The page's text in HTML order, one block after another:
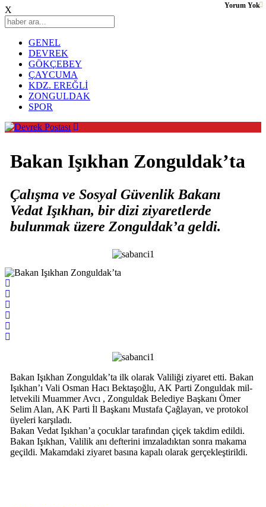
X
GENEL
DEVREK
GÖKÇEBEY
ÇAYCUMA
KDZ. EREĞLİ
ZONGULDAK
SPOR
Bakan Işıkhan Zonguldak’ta
Çalışma ve Sosyal Güvenlik Bakanı
Vedat Işıkhan, bir dizi ziyaretlerde
bulunmak üzere Zonguldak’a geldi.
Bakan Işık­han Zon­gul­dak’ta ilk ola­rak Va­li­li­ği zi­ya­ret etti. Bakan
Işık­han’ı Vali Osman Hacı Bek­ta­şoğ­lu, AK Parti Zon­gul­dak mil­
let­ve­ki­li Mu­am­mer Avcı , Zon­gul­dak Be­le­di­ye Baş­ka­nı Ömer
Selim Alan, AK Parti İl Baş­ka­nı Mus­ta­fa Çağ­la­yan, ve pro­to­kol
üye­le­ri kar­şı­la­dı.
Bakan Vedat Işık­han’a ço­cuk­lar ta­ra­fın­dan çiçek tak­dim edil­di.
Bakan Işık­han, Va­li­lik anı def­te­ri­ni im­za­la­dık­tan sonra ma­ka­ma
ge­çil­di. Ma­kam­da­ki zi­ya­ret ba­sı­na ka­pa­lı ola­rak ger­çek­leş­ti­ril­di.
Yorum Yok